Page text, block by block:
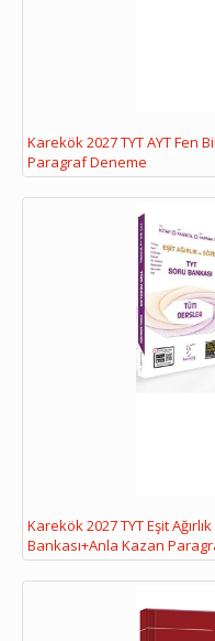
Karekök 2027 TYT AYT Fen
Paragraf Deneme
Karekök 2027 TYT Eşit
Bankası+Anla Kazan